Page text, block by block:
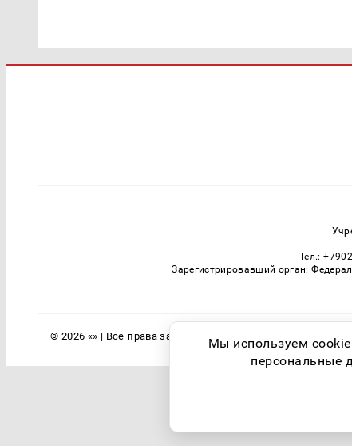
Тел.:
Зарегистрировавший орган:
© 2026 «» | Все права защищеныМы используем
персональные